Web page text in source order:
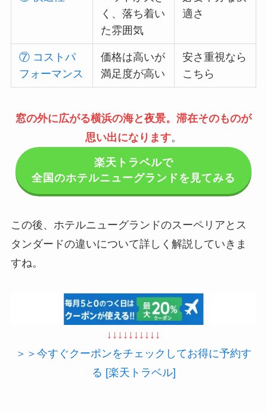
く、落ち着い
た雰囲気
適さ
⑦ コストパ
フォーマンス
価格は高いが
満足度が高い
安さ重視なら
こちら
窓の外に広がる横浜の海と夜景。滞在そのものが
思い出になります。
楽天トラベルで
全国のホテルニューグランドを見てみる
この後、ホテルニューグランドのスーペリアとス
タンダードの違いについて詳しく解説していきま
すね。
↓↓↓↓↓↓↓↓↓↓
＞＞今すぐクーポンをチェックしてお得に予約す
る [楽天トラベル]